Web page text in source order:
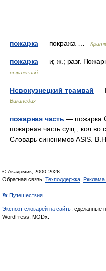
пожарка — покража …
пожарка — и; ж.; разг.
выражений
Новокузнецкий трамвай —
Википедия
пожарная часть — пожарка
пожарная часть сущ., кол во
Словарь синонимов ASIS.
© Академик, 2000-2026
Обратная связь: Техподдержка Реклама
👣 Путешествия
Экспорт словарей на сайты , сделанные
WordPress, MODx.